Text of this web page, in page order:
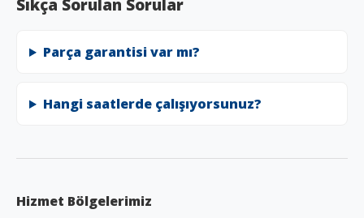
Sıkça Sorulan Sorular
Parça garantisi var mı?
Hangi saatlerde çalışıyorsunuz?
Hizmet Bölgelerimiz